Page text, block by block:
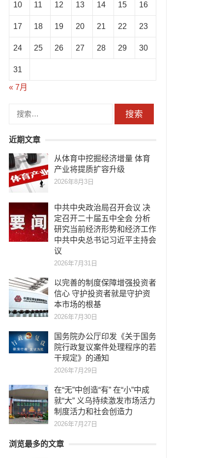
10 11 12 13 14 15 16
17 18 19 20 21 22 23
24 25 26 27 28 29 30
31
« 7月
近期文章
从体育中挖掘经济增量 体育
产业将提质扩容升级
2026年8月3日
中共中央政治局召开会议 决
定召开二十届五中全会 分析
研究当前经济形势和经济工作
中共中央总书记习近平主持会
议
2026年7月31日
以完善的制度保障增强投资者
信心 守护投资者就是守护资
本市场的根基
2026年7月30日
国务院办公厅印发《关于国务
院行政复议案件处理程序的若
干规定》的通知
2026年7月29日
在“无”中创造“有” 在“小”中成
就“大” 义乌持续激发市场活力
制度活力和社会创造力
2026年7月27日
浏览最多的文章